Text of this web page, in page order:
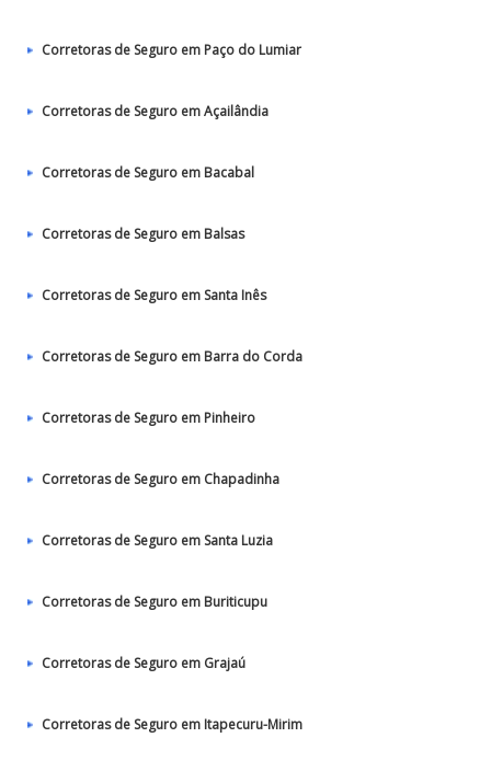
Corretoras de Seguro em Paço do Lumiar
Corretoras de Seguro em Açailândia
Corretoras de Seguro em Bacabal
Corretoras de Seguro em Balsas
Corretoras de Seguro em Santa Inês
Corretoras de Seguro em Barra do Corda
Corretoras de Seguro em Pinheiro
Corretoras de Seguro em Chapadinha
Corretoras de Seguro em Santa Luzia
Corretoras de Seguro em Buriticupu
Corretoras de Seguro em Grajaú
Corretoras de Seguro em Itapecuru-Mirim